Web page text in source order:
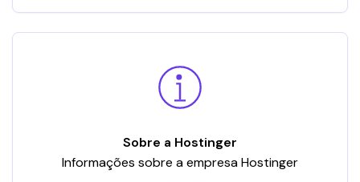
Sobre a Hostinger
Informações sobre a empresa Hostinger